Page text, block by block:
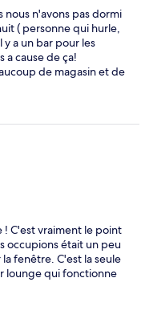
nous n'avons pas dormi
( personne qui hurle,
a un bar pour les
a cause de ça!
de magasin et de
! C'est vraiment le point
occupions était un peu
fenêtre. C'est la seule
lounge qui fonctionne